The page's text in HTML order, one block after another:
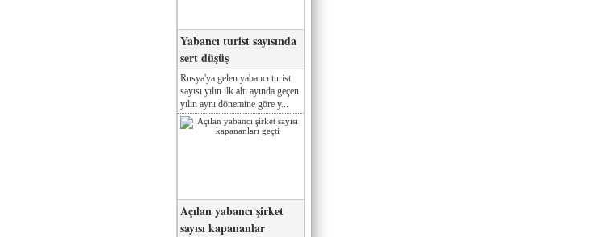
Yabancı turist sayısında
sert düşüş
Rusya'ya gelen yabancı turist
sayısı yılın ilk altı ayında geçen
yılın aynı dönemine göre y...
Açılan yabancı şirket
sayısı kapananlar